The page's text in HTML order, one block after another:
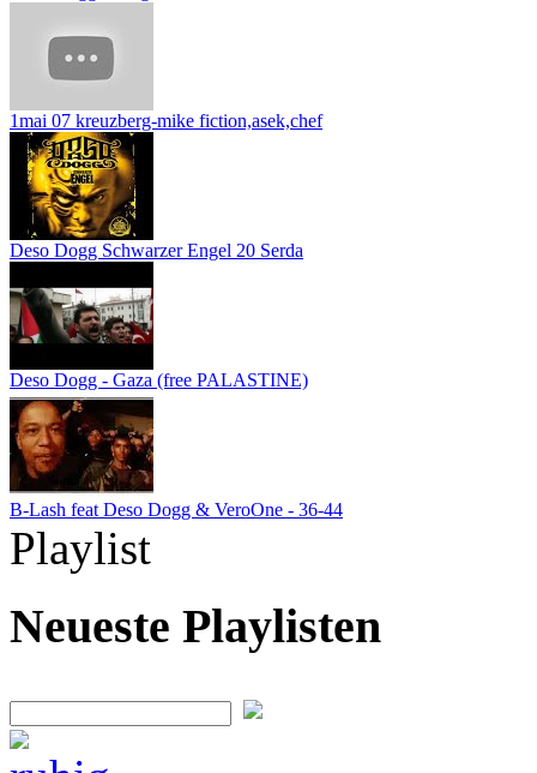
1mai 07 kreuzberg-mike fiction,asek,chef
Deso Dogg Schwarzer Engel 20 Serda
Deso Dogg - Gaza (free PALASTINE)
B-Lash feat Deso Dogg & VeroOne - 36-44
Playlist
Neueste Playlisten